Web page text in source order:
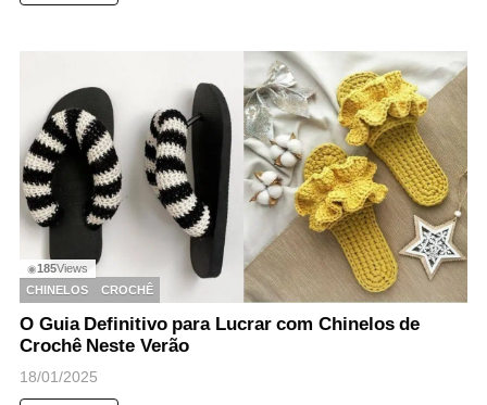
◉185Views
CHINELOS
CROCHÊ
O Guia Definitivo para Lucrar com Chinelos de
Crochê Neste Verão
18/01/2025